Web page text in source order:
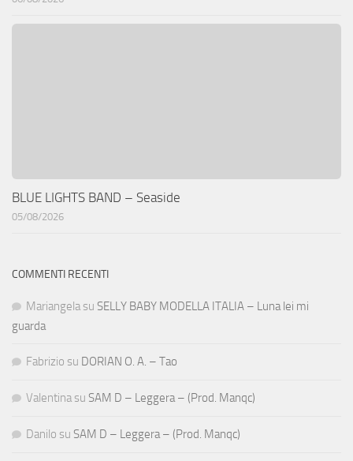
BLUE LIGHTS BAND – Seaside
05/08/2026
COMMENTI RECENTI
Mariangela su SELLY BABY MODELLA ITALIA – Luna lei mi
guarda
Fabrizio su DORIAN O. A. – Tao
Valentina su SAM D – Leggera – (Prod. Manqc)
Danilo su SAM D – Leggera – (Prod. Manqc)